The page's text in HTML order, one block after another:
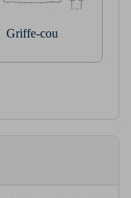
Griffe-cou